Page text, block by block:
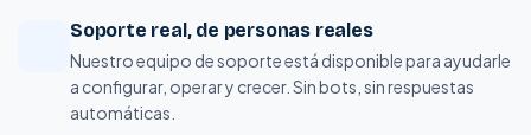
Soporte real, de personas reales
Nuestro equipo de soporte está disponible para ayudarle
a configurar, operar y crecer. Sin bots, sin respuestas
automáticas.